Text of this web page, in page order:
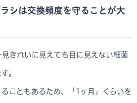
シは交換頻度を守ることが大
きれいに見えても目に見えない細菌
。
こともあるため、「1ヶ月」くらいを